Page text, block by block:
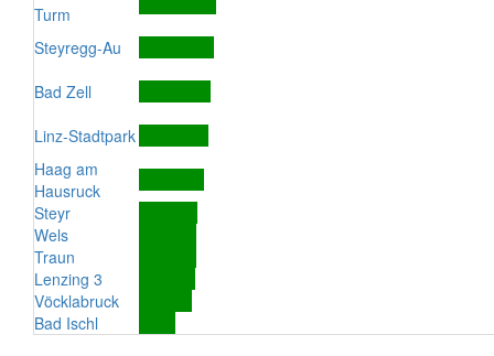
Turm
Steyregg-Au
Bad Zell
Linz-Stadtpark
Haag am
Hausruck
Steyr
Wels
Traun
Lenzing 3
Vöcklabruck
Bad Ischl